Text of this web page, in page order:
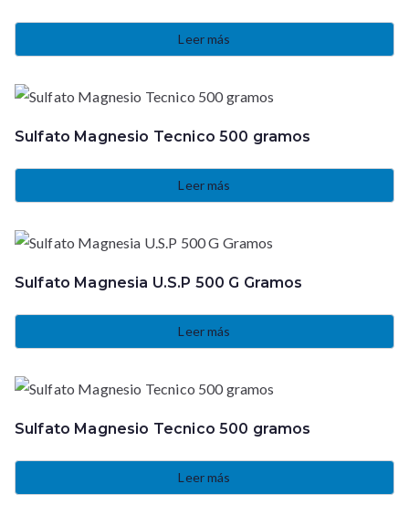
Leer más
Sulfato Magnesio Tecnico 500 gramos
Leer más
Sulfato Magnesia U.S.P 500 G Gramos
Leer más
Sulfato Magnesio Tecnico 500 gramos
Leer más